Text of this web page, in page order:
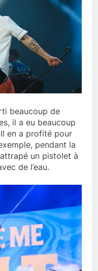
beaucoup de
il a eu beaucoup
en a profité pour
pendant la
attrapé un pistolet à
de l’eau.